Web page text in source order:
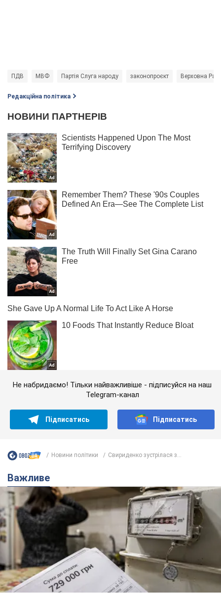
ПДВ МВФ Партія Слуга народу законопроєкт Верховна
Редакційна політика
Не набридаємо! Тільки найважливіше - підписуйся на наш
Telegram-канал
Підписатись Підписатись
Новини політики Свириденко зустрілася з...
Важливе